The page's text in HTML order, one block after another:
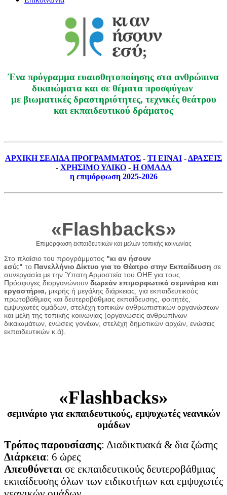
Ένα πρόγραμμα ευαισθητοποίησης στα ανθρώπινα
δικαιώματα και σε θέματα προσφύγων
με βιωματικές δραστηριότητες, τεχνικές θεάτρου
και εκπαιδευτικού δράματος
ΑΡΧΙΚΗ ΣΕΛΙΔΑ ΠΡΟΓΡΑΜΜΑΤΟΣ - ΤΙ ΕΙΝΑΙ -ΔΡΑΣΕΙΣ
- ΧΡΗΣΙΜΟ ΥΛΙΚΟ-Η ΟΜΑΔΑ
η επιμόρφωση 2025-2026
«Flashbacks»
Επιμόρφωση εκπαιδευτικών και μελών τοπικής κοινωνίας
Στο πλαίσιο του προγράμματος "κι αν ήσουν
εσύ;" το Πανελλήνιο Δίκτυο για το Θέατρο στην Εκπαίδευση σε
συνεργασία με την Ύπατη Αρμοστεία του ΟΗΕ για τους
Πρόσφυγες διοργανώνουν δωρεάν επιμορφωτικά σεμινάρια και
εργαστήρια, μικρής ή μεγάλης διάρκειας, για εκπαιδευτικούς
πρωτοβάθμιας και δευτεροβάθμιας εκπαίδευσης, φοιτητές,
εμψυχωτές ομάδων, στελέχη τοπικών ανθρωπιστικών οργανώσεων
και μέλη της τοπικής κοινωνίας (οργανώσεις ανθρωπίνων
δικαιωμάτων, ενώσεις γονέων, στελέχη δημοτικών αρχών, ενώσεις
εκπαιδευτικών κ.ά).
«Flashbacks»
σεμινάριο για εκπαιδευτικούς, εμψυχωτές νεανικών
ομάδων
Τρόπος παρουσίασης: Διαδικτυακά & δια ζώσης
Διάρκεια: 6 ώρες
Απευθύνεται σε εκπαιδευτικούς δευτεροβάθμιας
εκπαίδευσης όλων των ειδικοτήτων και εμψυχωτές